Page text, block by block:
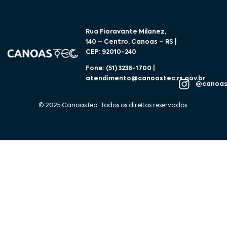
Rua Fioravante Milanez,
140 – Centro, Canoas – RS |
CEP: 92010-240
Fone: (51) 3236-1700 |
atendimento@canoastec.rs.gov.br
© 2025 CanoasTec. Todos os direitos reservados.